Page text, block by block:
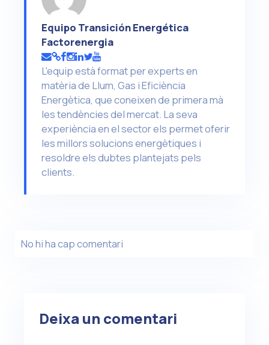
Equipo Transición Energética
Factorenergia
L'equip està format per experts en
matèria de Llum, Gas i Eficiència
Energètica, que coneixen de primera mà
les tendències del mercat. La seva
experiència en el sector els permet oferir
les millors solucions energètiques i
resoldre els dubtes plantejats pels
clients.
No hi ha cap comentari
Deixa un comentari